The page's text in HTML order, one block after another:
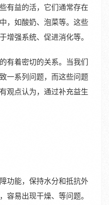
有益的活，它们通常存在
，如酸奶、泡菜等。这些
增强系统、促进消化等。
有着密切的关系。当我们
一系列问题，而这些问题
观点认为，通过补充益生
功能，保持水分和抵抗外
容易出现干燥、等问题。